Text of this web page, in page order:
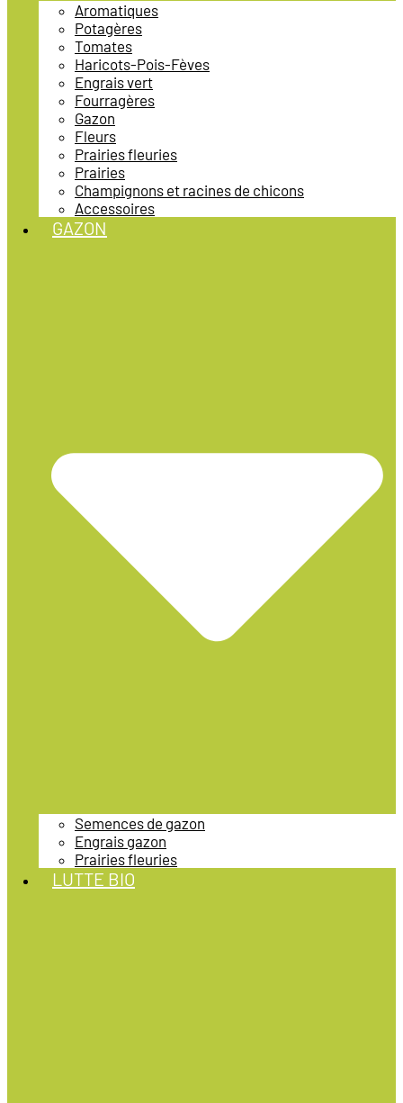
Aromatiques
Potagères
Tomates
Haricots-Pois-Fèves
Engrais vert
Fourragères
Gazon
Fleurs
Prairies fleuries
Prairies
Champignons et racines de chicons
Accessoires
GAZON
Semences de gazon
Engrais gazon
Prairies fleuries
LUTTE BIO